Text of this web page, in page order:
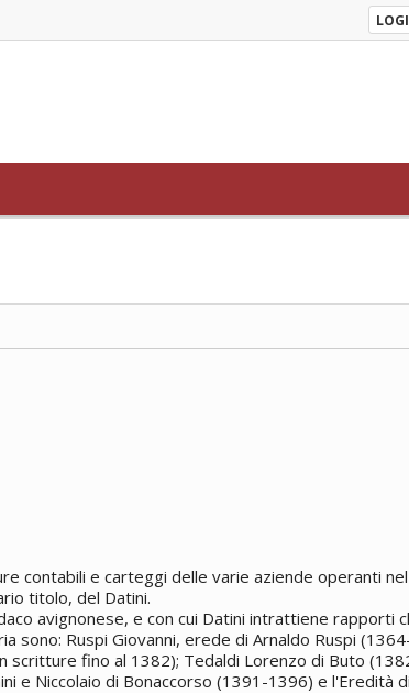
contabili e carteggi delle varie aziende operanti nel
titolo, del Datini.
avignonese, e con cui Datini intrattiene rapporti
sono: Ruspi Giovanni, erede di Arnaldo Ruspi
scritture fino al 1382); Tedaldi Lorenzo di Buto
e Niccolaio di Bonaccorso (1391-1396) e l'Eredità di